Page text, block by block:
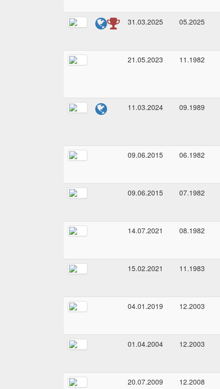
31.03.2025 05.2025
21.05.2023 11.1982
11.03.2024 09.1989
09.06.2015 06.1982
09.06.2015 07.1982
14.07.2021 08.1982
15.02.2021 11.1983
04.01.2019 12.2003
01.04.2004 12.2003
20.07.2009 12.2008